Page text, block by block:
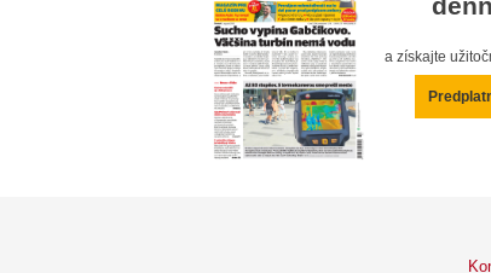
a získajte